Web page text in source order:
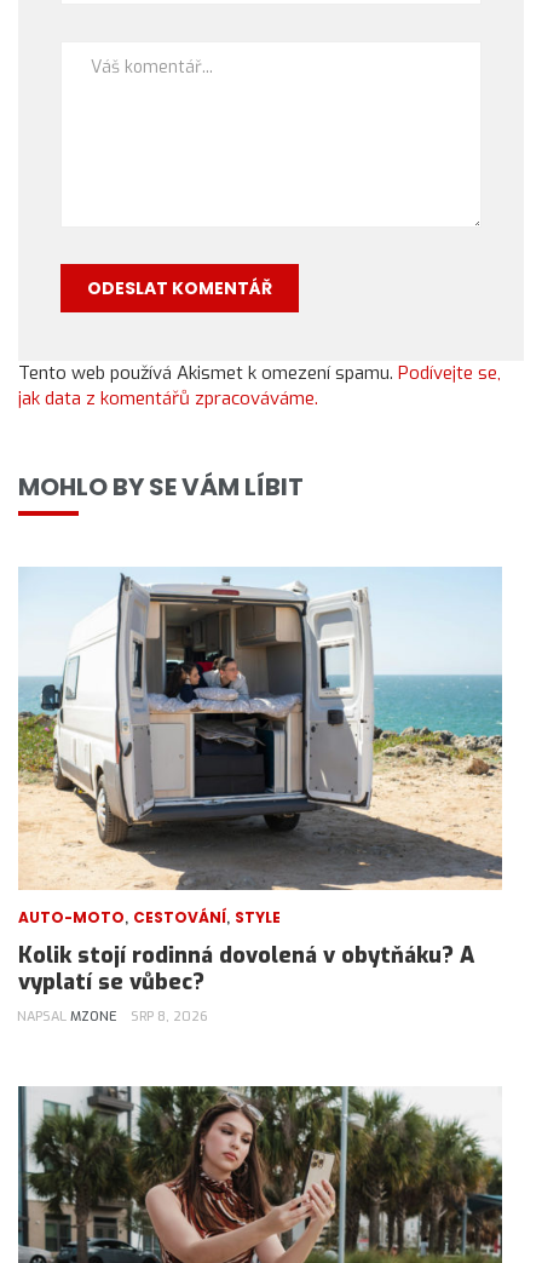
Tento web používá Akismet k omezení spamu. Podívejte se,
jak data z komentářů zpracováváme.
MOHLO BY SE VÁM LÍBIT
AUTO-MOTO, CESTOVÁNÍ, STYLE
Kolik stojí rodinná dovolená v obytňáku? A
vyplatí se vůbec?
NAPSAL MZONE SRP 8, 2026